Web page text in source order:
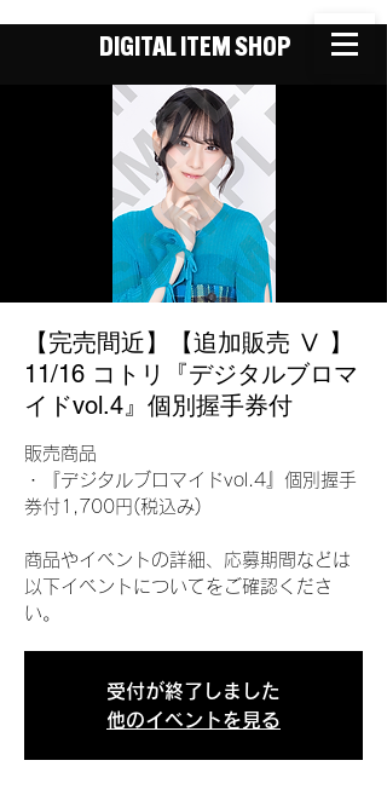
DIGITAL ITEM SHOP
【完売間近】【追加販売 Ⅴ 】
11/16 コトリ『デジタルブロマ
イドvol.4』個別握手券付
販売商品
・『デジタルブロマイドvol.4』個別握手
券付1,700円(税込み)
商品やイベントの詳細、応募期間などは
以下イベントについてをご確認くださ
い。
受付が終了しました
他のイベントを見る